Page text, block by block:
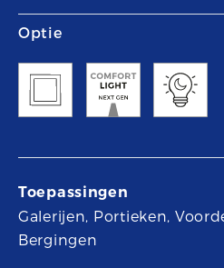
Optie
Toepassingen
Galerijen, Portieken,
Bergingen